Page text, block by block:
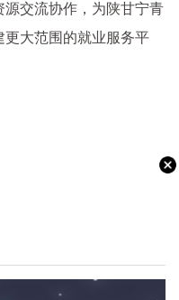
交流协作，为陕甘宁青
大范围的就业服务平